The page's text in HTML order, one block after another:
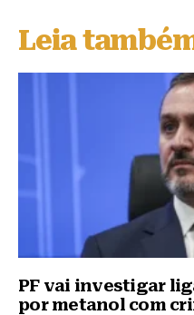
s
k
y
e
b
o
s
A
p
p
Leia
PF vai investigar
por metanol com